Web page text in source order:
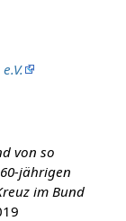
von so
jährigen
im Bund